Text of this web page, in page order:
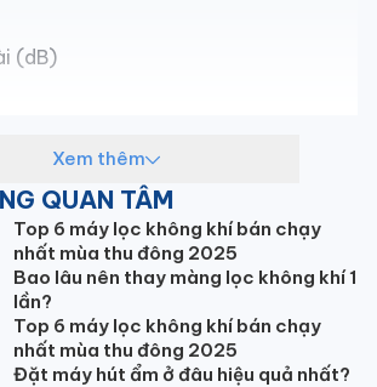
(dB)
WxHxD (mm)
cả thùng dàn lạnh (kg)
Xem thêm
QUAN TÂM
Top 6 máy lọc không khí bán chạy
nhất mùa thu đông 2025
Bao lâu nên thay màng lọc không khí 1
lần?
Top 6 máy lọc không khí bán chạy
nhất mùa thu đông 2025
Đặt máy hút ẩm ở đâu hiệu quả nhất?